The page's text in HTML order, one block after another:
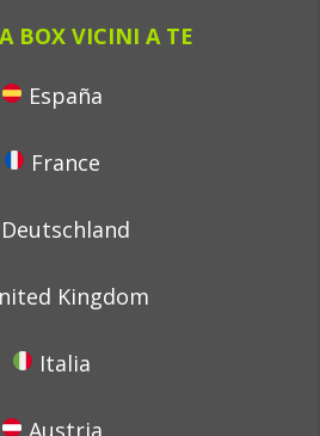
BOX VICINI A TE
España
France
Deutschland
Kingdom
Italia
Austria